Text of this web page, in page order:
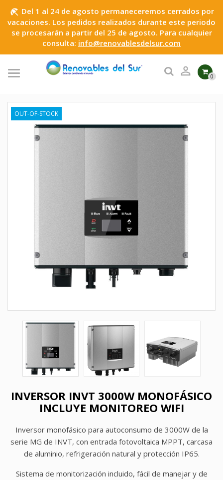
beach_access Del 1 al 24 de agosto permaneceremos cerrados por
vacaciones. Los pedidos realizados durante este periodo
se procesarán a partir del 25 de agosto. Para cualquier
consulta: info@renovablesdelsur.com
 0
OUT-OF-STOCK
INVERSOR INVT 3000W MONOFÁSICO
INCLUYE MONITOREO WIFI
Inversor monofásico para autoconsumo de 3000W de la
serie MG de INVT, con entrada fotovoltaica MPPT, carcasa
de aluminio, refrigeración natural y protección IP65.
Sistema de monitorización incluido, fácil de manejar y de